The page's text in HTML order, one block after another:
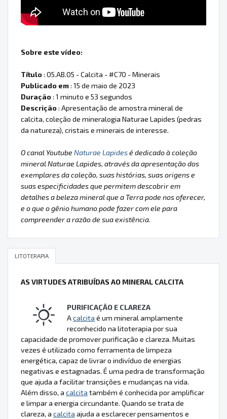
Sobre este vídeo:
Título: 05.AB.05 - Calcita - #C70 - Minerais
Publicado em: 15 de maio de 2023
Duração: 1 minuto e 53 segundos
Descrição: Apresentação de amostra mineral de
calcita, coleção de mineralogia Naturae Lapides (pedras
da natureza), cristais e minerais de interesse.
O canal Youtube Naturae Lapidesé dedicado à coleção
mineral Naturae Lapides, através da apresentação dos
exemplares da coleção, suas histórias, suas origens e
suas especificidades que permitem descobrir em
detalhes a beleza mineral que a Terra pode nos oferecer,
e o que o gênio humano pode fazer com ele para
compreender a razão de sua existência.
LITOTERAPIA
AS VIRTUDES ATRIBUÍDAS AO MINERAL CALCITA
PURIFICAÇÃO E CLAREZA
Acalcita é um mineral amplamente
reconhecido na litoterapia por sua
capacidade de promover purificação e clareza. Muitas
vezes é utilizado como ferramenta de limpeza
energética, capaz de livrar o indivíduo de energias
negativas e estagnadas. É uma pedra de transformação
que ajuda a facilitar transições e mudanças na vida.
Além disso, a calcita também é conhecida por amplificar
e limpar a energia circundante. Quando se trata de
clareza, a calcita ajuda a esclarecer pensamentos e